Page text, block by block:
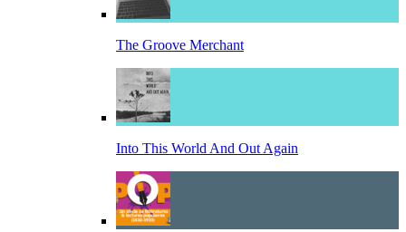
The Groove Merchant
Into This World And Out Again